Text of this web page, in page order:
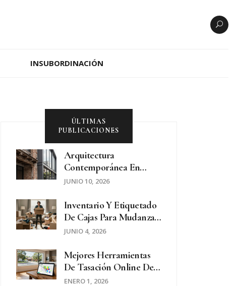
INSUBORDINACIÓN
ÚLTIMAS
PUBLICACIONES
Arquitectura
Contemporánea En
Buenos Aires: Claves
JUNIO 10, 2026
Inventario Y Etiquetado
De Cajas Para Mudanzas:
Guía Definitiva
JUNIO 4, 2026
Mejores Herramientas
De Tasación Online De
Propiedades En 2026
ENERO 1, 2026